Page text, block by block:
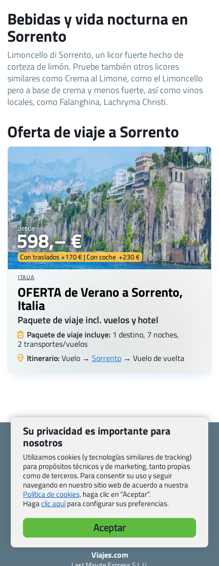
Bebidas y vida nocturna en
Sorrento
Limoncello di Sorrento, un licor fuerte hecho de
corteza de limón. Pruebe también otros licores
similares como Crema al Limone, como el Limoncello
pero a base de crema y menos fuerte, así como vinos
locales, como Falanghina, Lachryma Christi.
Oferta de viaje a Sorrento
desde
598,– €
Con traslados +170 € | Con coche +230 €
ITALIA
OFERTA de Verano a Sorrento,
Italia
Paquete de viaje incl. vuelos y hotel
Paquete de viaje incluye: 1 destino, 7 noches,
2 transportes/vuelos
Itinerario: Vuelo → Sorrento → Vuelo de vuelta
Quienes somos
Contacto
Pasaporte, Visado, Salud y otras disposiciones específicas
Blog de Viajes.com
Registro de agencias
Preguntas frecuentes
Condiciones generales
Política de privacidad y cookies
Todas las páginas – sitemap
Viajes.com
Su privacidad es importante para
nosotros
Utilizamos cookies (y tecnologías similares de tracking)
para propósitos técnicos y de marketing, tanto propias
como de terceros. Para consentir su uso y seguir
navegando en nuestro sitio web de acuerdo a nuestra
Política de cookies,haga clic en "Aceptar".
Hagaclic aquípara configurar sus preferencias.
Aceptar